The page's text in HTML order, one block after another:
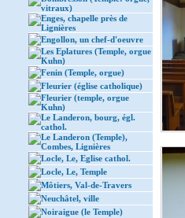
vitraux)
Enges, chapelle près de
Lignières
Engollon, un chef-d'oeuvre
Les Eplatures (Temple, orgue
Kuhn)
Fenin (Temple, orgue)
Fleurier (église catholique)
Fleurier (temple, orgue
Kuhn)
Le Landeron, bourg, égl.
cathol.
Le Landeron (Temple),
Combes, Lignières
Locle, Le, Eglise cathol.
Locle, Le, Temple
Môtiers, Val-de-Travers
Neuchâtel, ville
Noiraigue (le Temple)